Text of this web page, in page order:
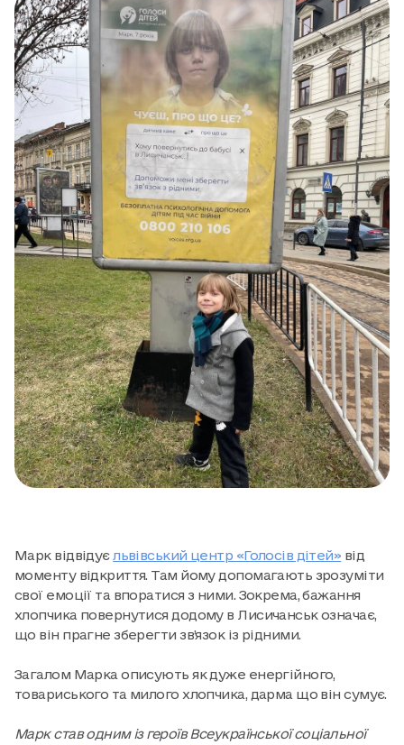
Марк відвідуєльвівський центр «Голосів дітей» від
моменту відкриття. Там йому допомагають зрозуміти
свої емоції та впоратися з ними. Зокрема, бажання
хлопчика повернутися додому в Лисичанськ означає,
що він прагне зберегти зв’язок із рідними.
Загалом Марка описують як дуже енергійного,
товариського та милого хлопчика, дарма що він сумує.
Марк став одним із героїв Всеукраїнської соціальної